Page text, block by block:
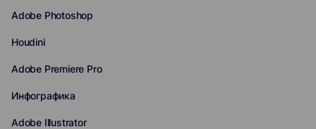
Adobe Photoshop
Houdini
Adobe Premiere Pro
Инфографика
Adobe Illustrator